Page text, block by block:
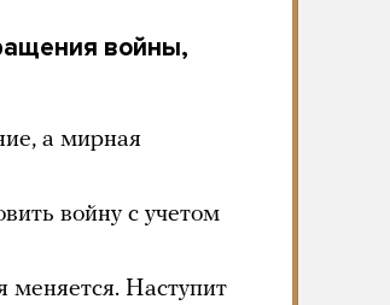
войны,
а мирная
войну с учетом
меняется. Наступит